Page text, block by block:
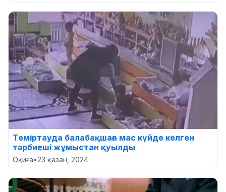
Теміртауда балабақшаға мас күйде келген
тәрбиеші жұмыстан қуылды
Оқиға•23 қазан, 2024